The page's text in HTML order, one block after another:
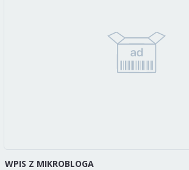
WPIS Z MIKROBLOGA